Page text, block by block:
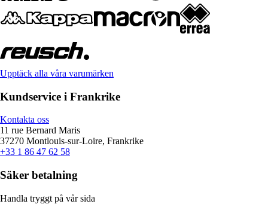
Upptäck alla våra varumärken
Kundservice i Frankrike
Kontakta oss
11 rue Bernard Maris
37270 Montlouis-sur-Loire, Frankrike
+33 1 86 47 62 58
Säker betalning
Handla tryggt på vår sida